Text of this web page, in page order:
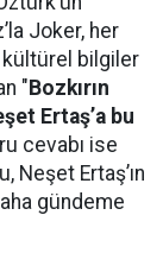
Joker, her
bilgiler
"Bozkırın
Ertaş’a bu
cevabı ise
Neşet Ertaş’ın
gündeme